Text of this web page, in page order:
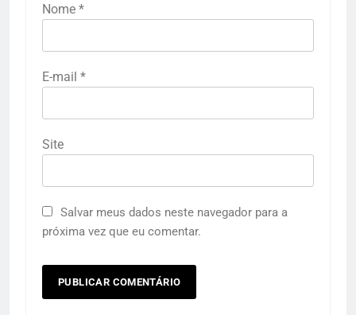
Nome *
E-mail *
Site
Salvar meus dados neste navegador para a
próxima vez que eu comentar.